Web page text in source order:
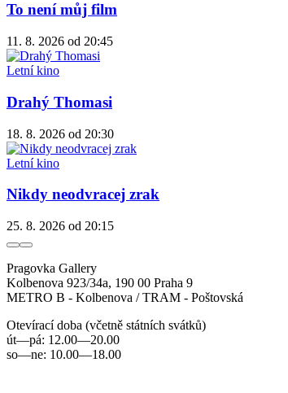
To není můj film
11. 8. 2026 od 20:45
Letní kino
Drahý Thomasi
18. 8. 2026 od 20:30
Letní kino
Nikdy neodvracej zrak
25. 8. 2026 od 20:15
Pragovka Gallery
Kolbenova 923/34a, 190 00 Praha 9
METRO B - Kolbenova / TRAM - Poštovská
Otevírací doba (včetně státních svátků)
út—pá: 12.00—20.00
so—ne: 10.00—18.00